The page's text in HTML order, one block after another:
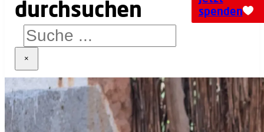
×
spenden